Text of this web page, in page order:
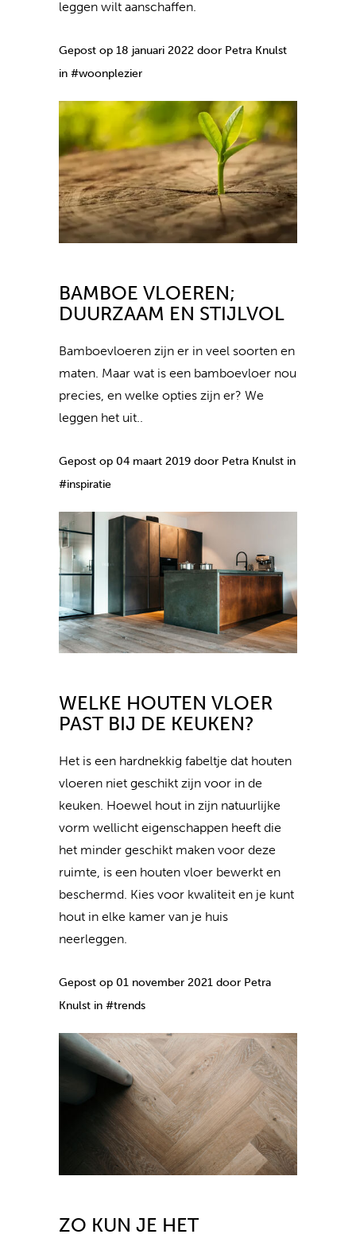
leggen wilt aanschaffen.
Gepost op 18 januari 2022 door Petra Knulst
in #woonplezier
BAMBOE VLOEREN;
DUURZAAM EN STIJLVOL
Bamboevloeren zijn er in veel soorten en
maten. Maar wat is een bamboevloer nou
precies, en welke opties zijn er? We
leggen het uit..
Gepost op 04 maart 2019 door Petra Knulst in
#inspiratie
WELKE HOUTEN VLOER
PAST BIJ DE KEUKEN?
Het is een hardnekkig fabeltje dat houten
vloeren niet geschikt zijn voor in de
keuken. Hoewel hout in zijn natuurlijke
vorm wellicht eigenschappen heeft die
het minder geschikt maken voor deze
ruimte, is een houten vloer bewerkt en
beschermd. Kies voor kwaliteit en je kunt
hout in elke kamer van je huis
neerleggen.
Gepost op 01 november 2021 door Petra
Knulst in #trends
ZO KUN JE HET